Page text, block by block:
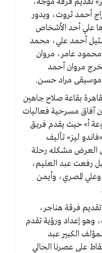
أحمد ثروت، ويدور
علي أحد الأشخاص
أحمد علي، محمد
عامر، مروان
مروان أحمد
موسيقى مراد حسن.
بقاعة صلاح جاهين
آفاق مسرحية فعاليات
أ» حيث يقدم فريق
ليز» تأليف
العرض مشكله رحلة
رفعت عبد العليم،
المصري، وأيمن
فرقة هناجر،
وهو إعداد ورؤية تقدم
الكبير عبد
على عصرنا الحالي